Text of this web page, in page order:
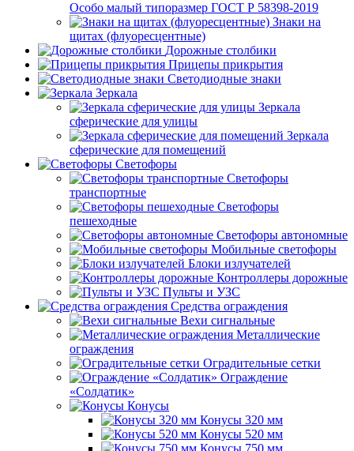
Особо малый типоразмер ГОСТ Р 58398-2019
Знаки на
щитах (флуоресцентные)
Дорожные столбики
Прицепы прикрытия
Светодиодные знаки
Зеркала
Зеркала
сферические для улицы
Зеркала
сферические для помещений
Светофоры
Светофоры
транспортные
Светофоры
пешеходные
Светофоры автономные
Мобильные светофоры
Блоки излучателей
Контроллеры дорожные
Пульты и УЗС
Средства ограждения
Вехи сигнальные
Металлические
ограждения
Оградительные сетки
Ограждение
«Солдатик»
Конусы
Конусы 320 мм
Конусы 520 мм
Конусы 750 мм